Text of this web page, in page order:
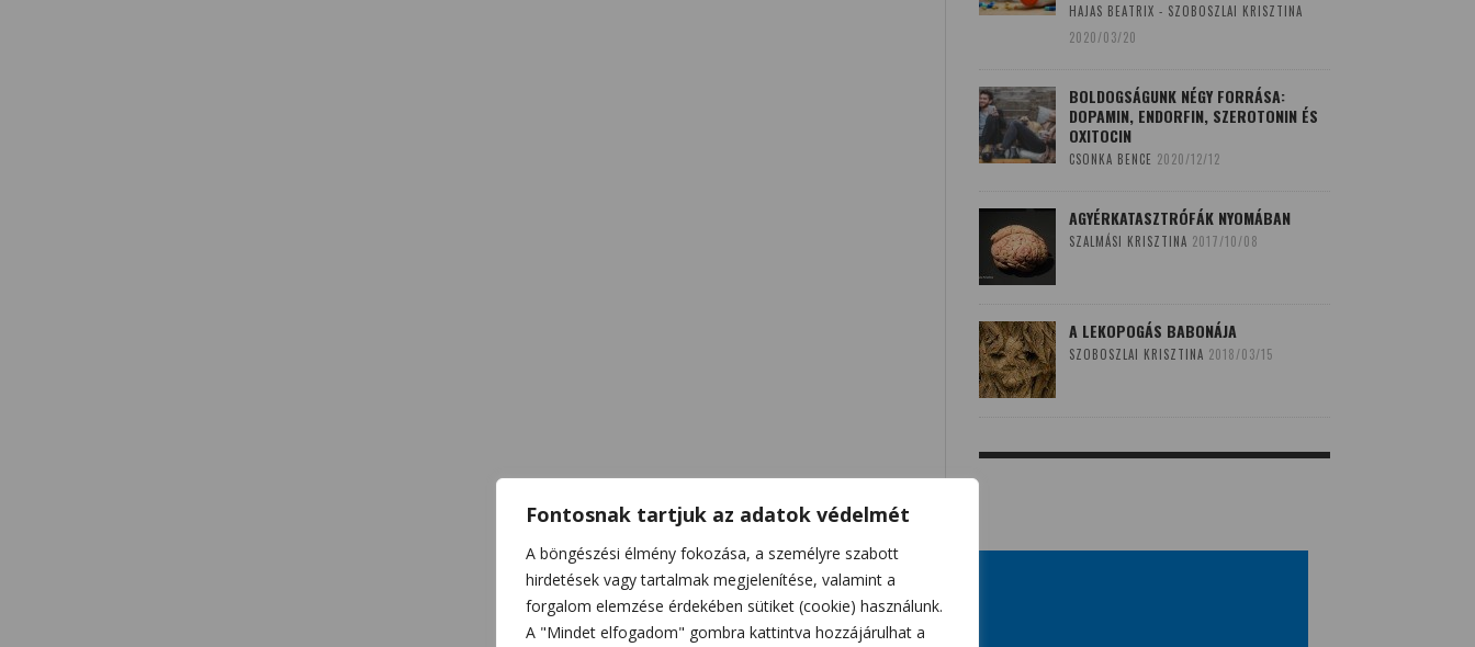
Fontosnak tartjuk az adatok védelmét
A böngészési élmény fokozása, a személyre szabott
hirdetések vagy tartalmak megjelenítése, valamint a
forgalom elemzése érdekében sütiket (cookie) használunk.
A "Mindet elfogadom" gombra kattintva hozzájárulhat a
HAJAS BEATRIX - SZOBOSZLAI KRISZTINA
2020/03/20
BOLDOGSÁGUNK NÉGY FORRÁSA:
DOPAMIN, ENDORFIN, SZEROTONIN ÉS
OXITOCIN
CSONKA BENCE 2020/12/12
AGYÉRKATASZTRÓFÁK NYOMÁBAN
SZALMÁSI KRISZTINA 2017/10/08
A LEKOPOGÁS BABONÁJA
SZOBOSZLAI KRISZTINA 2018/03/15